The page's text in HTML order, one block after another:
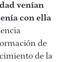
venían
con ella
de
de la